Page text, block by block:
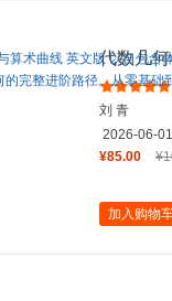
代数几
和近600
刘 青
2026-06-01
¥85.00
加入购物